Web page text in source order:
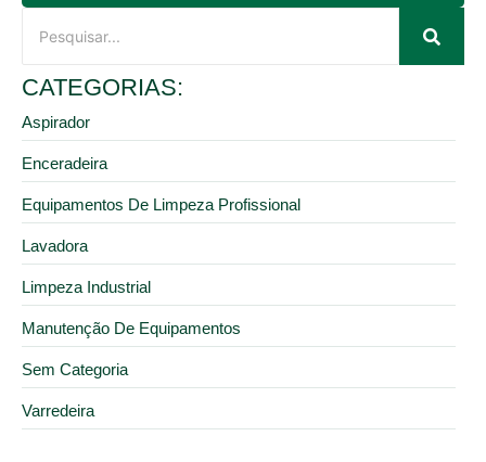
CATEGORIAS:
Aspirador
Enceradeira
Equipamentos De Limpeza Profissional
Lavadora
Limpeza Industrial
Manutenção De Equipamentos
Sem Categoria
Varredeira